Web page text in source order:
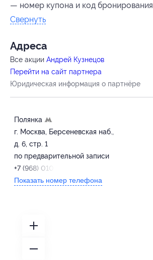
— номер купона и код бронирования
Свернуть
Адресa
Все акции Андрей Кузнецов
Перейти на сайт партнера
Юридическая информация о партнёре
Полянка
г. Москва, Берсеневская наб.,
д. 6, стр. 1
по предварительной записи
+7 (968) 010-07-88
Показать номер телефона